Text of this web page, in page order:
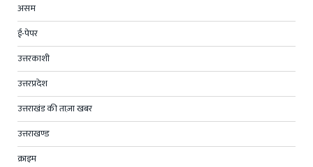
असम
ई-पेपर
उत्तरकाशी
उत्तरप्रदेश
उत्तराखंड की ताज़ा खबर
उत्तराखण्ड
क्राइम